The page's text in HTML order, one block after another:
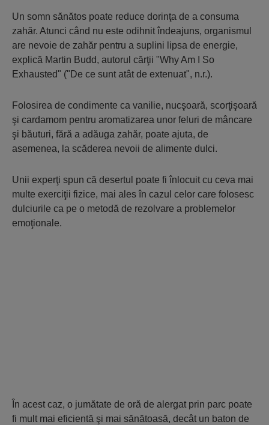
Un somn sănătos poate reduce dorinţa de a consuma
zahăr. Atunci când nu este odihnit îndeajuns, organismul
are nevoie de zahăr pentru a suplini lipsa de energie,
explică Martin Budd, autorul cărţii "Why Am I So
Exhausted" ("De ce sunt atât de extenuat", n.r.).
Folosirea de condimente ca vanilie, nucşoară, scorţişoară
şi cardamom pentru aromatizarea unor feluri de mâncare
şi băuturi, fără a adăuga zahăr, poate ajuta, de
asemenea, la scăderea nevoii de alimente dulci.
Unii experţi spun că desertul poate fi înlocuit cu ceva mai
multe exerciţii fizice, mai ales în cazul celor care folosesc
dulciurile ca pe o metodă de rezolvare a problemelor
emoţionale.
În acest caz, o jumătate de oră de alergat prin parc poate
fi mult mai eficientă şi mai sănătoasă, decât un baton de